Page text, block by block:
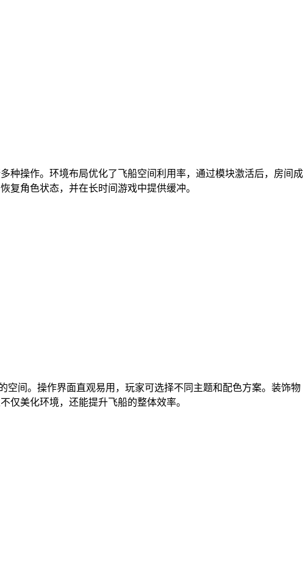
种操作。环境布局优化了飞船空间利用率，通过模块激活后，房间成
复角色状态，并在长时间游戏中提供缓冲。
间。操作界面直观易用，玩家可选择不同主题和配色方案。装饰物
仅美化环境，还能提升飞船的整体效率。